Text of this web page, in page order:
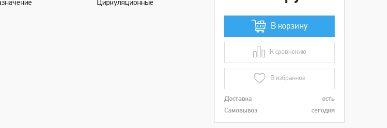
Циркуляционные
В корзину
К сравнению
В сравнении
В избранное
Доставка
есть
Самовывоз
сегодня